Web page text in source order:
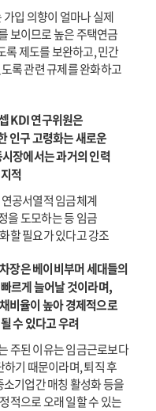
입 의향이 얼마나 실제
보이므로 높은 주택연금
록 제도를 보완하고, 민간
록 관련 규제를 완화하고
KDI 연구위원은
인구 고령화는 새로운
장에서는 과거의 인력
적
공서열적 임금체계
을 도모하는 등 임금
할 필요가 있다고 강조
장은 베이비부머 세대들의
르게 늘어날 것이라며,
비율이 높아 경제적으로
수 있다고 우려
주된 이유는 임금근로보다
하기 때문이라며, 퇴직 후
기업간 매칭 활성화 등을
적으로 오래 일할 수 있는